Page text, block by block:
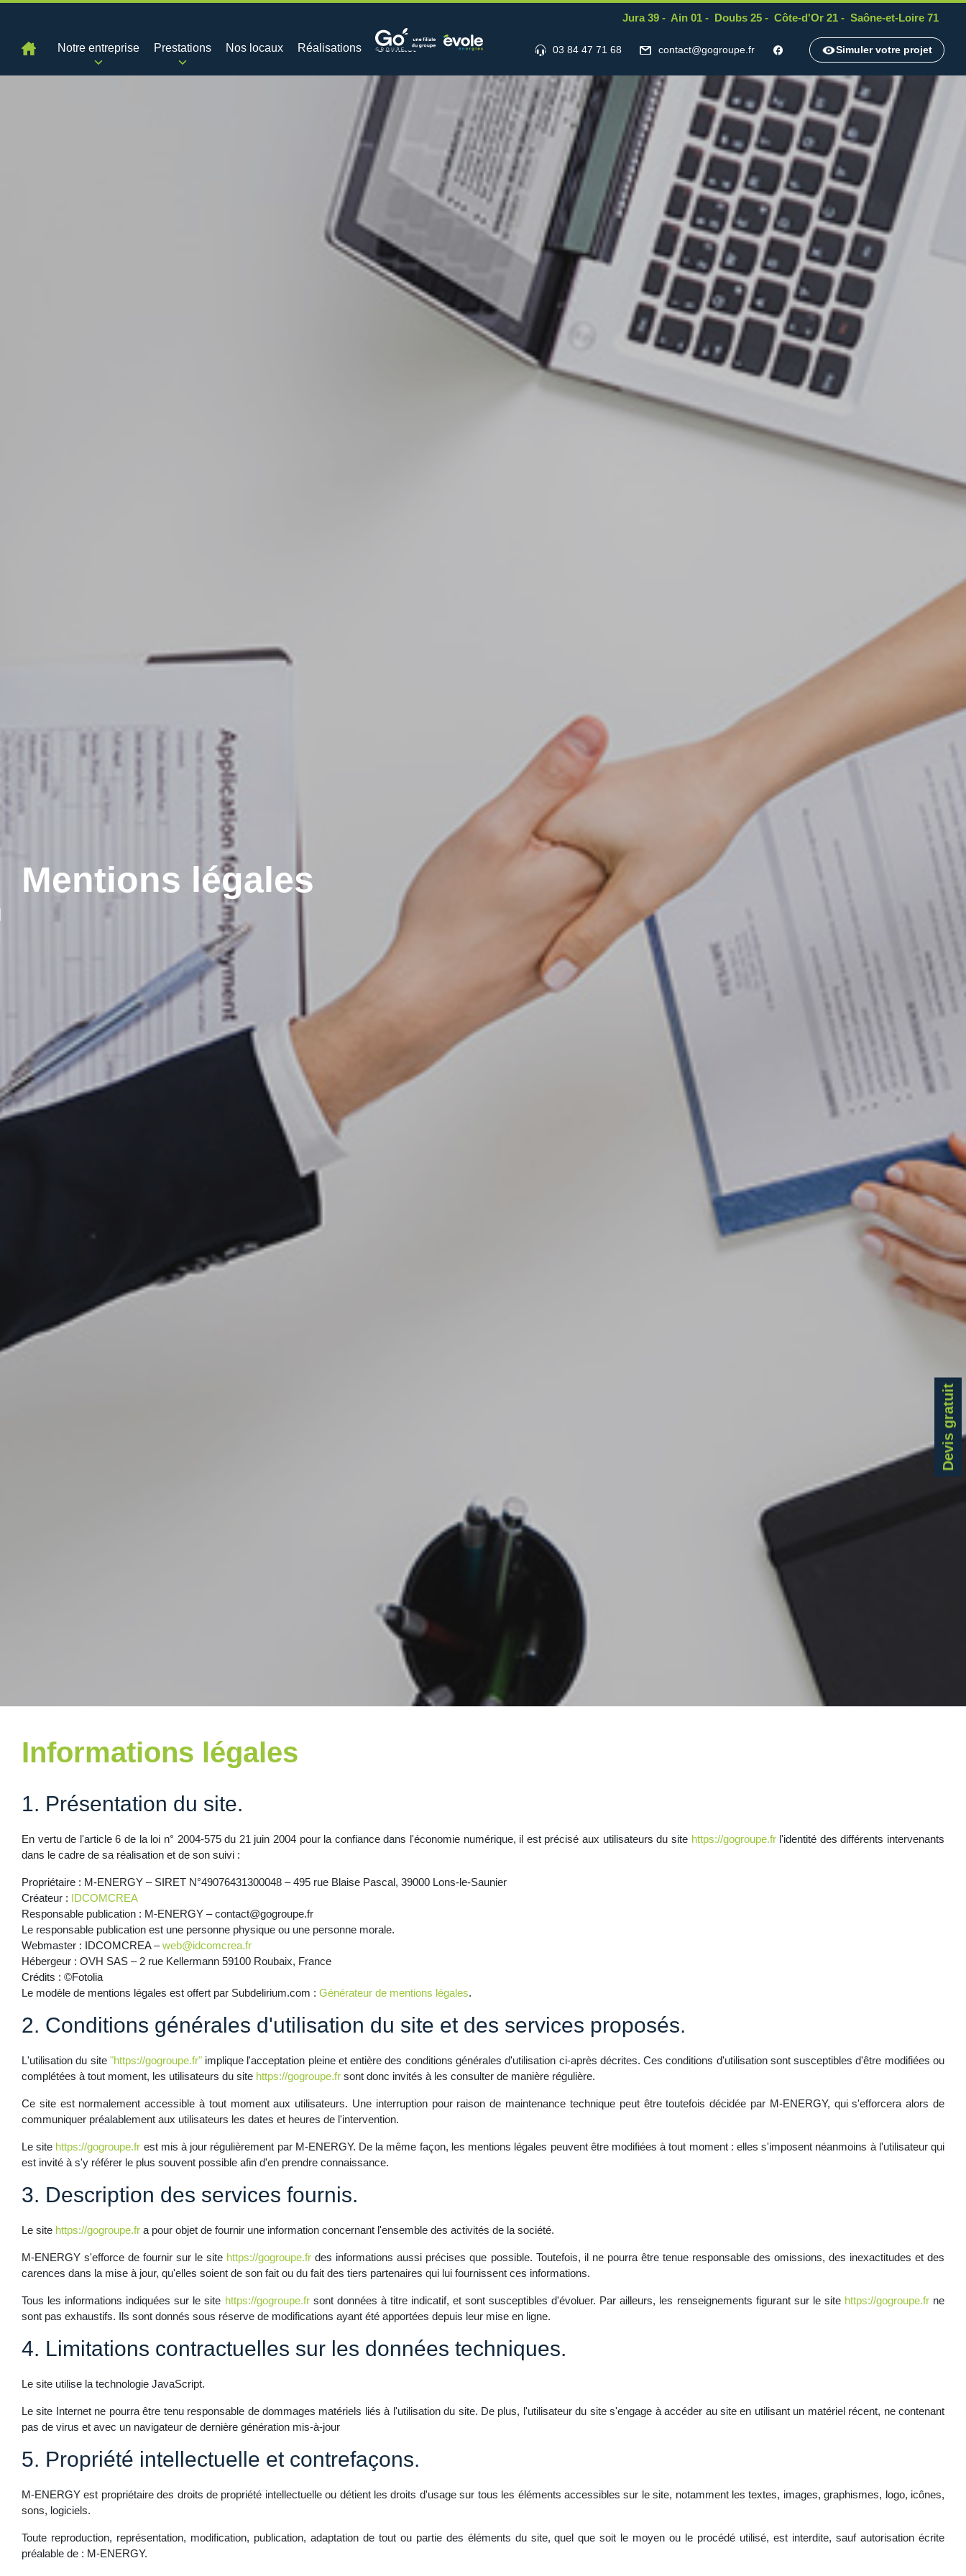
Notre entreprise Prestations Nos locaux Réalisations Contact
Jura 39 - Ain 01 - Doubs 25 - Côte-d'Or 21 - Saône-et-Loire 71
03 84 47 71 68 contact@gogroupe.fr Simuler votre projet
Mentions légales
Informations légales
1. Présentation du site.
En vertu de l'article 6 de la loi n° 2004-575 du 21 juin 2004 pour la confiance dans l'économie numérique, il est précisé aux utilisateurs du site https://gogroupe.frl'identité des différents intervenants
dans le cadre de sa réalisation et de son suivi :
Propriétaire : M-ENERGY – SIRET N°49076431300048 – 495 rue Blaise Pascal, 39000 Lons-le-Saunier
Créateur : IDCOMCREA
Responsable publication : M-ENERGY –contact@gogroupe.fr
Le responsable publication est une personne physique ou une personne morale.
Webmaster : IDCOMCREA –web@idcomcrea.fr
Hébergeur : OVH SAS – 2 rue Kellermann 59100 Roubaix, France
Crédits : ©Fotolia
Le modèle de mentions légales est offert par Subdelirium.com : Générateur de mentions légales.
2. Conditions générales d'utilisation du site et des services proposés.
L'utilisation du site "https://gogroupe.fr"implique l'acceptation pleine et entière des conditions générales d'utilisation ci-après décrites. Ces conditions d'utilisation sont susceptibles d'être modifiées ou
complétées à tout moment, les utilisateurs du site https://gogroupe.fr sont donc invités à les consulter de manière régulière.
Ce site est normalement accessible à tout moment aux utilisateurs. Une interruption pour raison de maintenance technique peut être toutefois décidée par M-ENERGY, qui s'efforcera alors de
communiquer préalablement aux utilisateurs les dates et heures de l'intervention.
Le site https://gogroupe.fr est mis à jour régulièrement par M-ENERGY. De la même façon, les mentions légales peuvent être modifiées à tout moment : elles s'imposent néanmoins à l'utilisateur qui
est invité à s'y référer le plus souvent possible afin d'en prendre connaissance.
3. Description des services fournis.
Le site https://gogroupe.fr a pour objet de fournir une information concernant l'ensemble des activités de la société.
M-ENERGY s'efforce de fournir sur le site https://gogroupe.fr des informations aussi précises que possible. Toutefois, il ne pourra être tenue responsable des omissions, des inexactitudes et des
carences dans la mise à jour, qu'elles soient de son fait ou du fait des tiers partenaires qui lui fournissent ces informations.
Tous les informations indiquées sur le site https://gogroupe.frsont données à titre indicatif, et sont susceptibles d'évoluer. Par ailleurs, les renseignements figurant sur le site https://gogroupe.frne
sont pas exhaustifs. Ils sont donnés sous réserve de modifications ayant été apportées depuis leur mise en ligne.
4. Limitations contractuelles sur les données techniques.
Le site utilise la technologie JavaScript.
Le site Internet ne pourra être tenu responsable de dommages matériels liés à l'utilisation du site. De plus, l'utilisateur du site s'engage à accéder au site en utilisant un matériel récent, ne contenant
pas de virus et avec un navigateur de dernière génération mis-à-jour
5. Propriété intellectuelle et contrefaçons.
M-ENERGY est propriétaire des droits de propriété intellectuelle ou détient les droits d'usage sur tous les éléments accessibles sur le site, notamment les textes, images, graphismes, logo, icônes,
sons, logiciels.
Toute reproduction, représentation, modification, publication, adaptation de tout ou partie des éléments du site, quel que soit le moyen ou le procédé utilisé, est interdite, sauf autorisation écrite
préalable de : M-ENERGY.
Devis gratuit